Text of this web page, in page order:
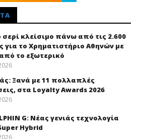
κλείσιμο πάνω από τις 2.600
για το Χρηματιστήριο Αθηνών με
το εξωτερικό
Ξανά με 11 πολλαπλές
στα Loyalty Awards 2026
G: Νέας γενιάς τεχνολογία
Hybrid